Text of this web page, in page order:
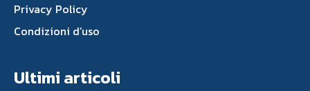
Privacy Policy
Condizioni d’uso
Ultimi articoli